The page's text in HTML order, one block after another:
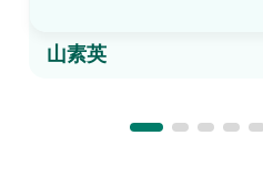
山素英